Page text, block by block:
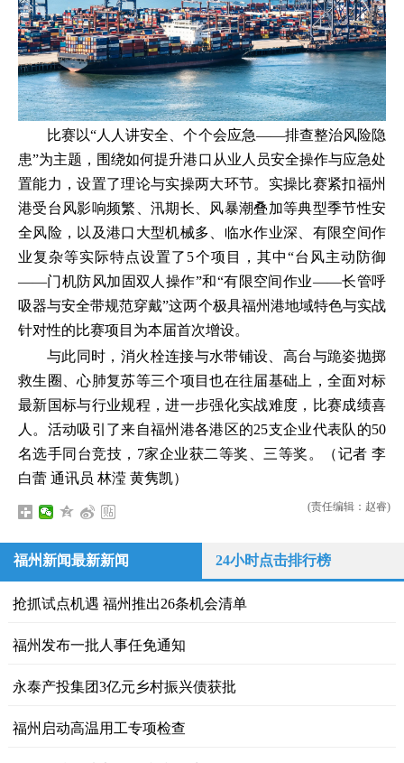
比赛以“人人讲安全、个个会应急——排查整治风险隐
患”为主题，围绕如何提升港口从业人员安全操作与应急处
置能力，设置了理论与实操两大环节。实操比赛紧扣福州
港受台风影响频繁、汛期长、风暴潮叠加等典型季节性安
全风险，以及港口大型机械多、临水作业深、有限空间作
业复杂等实际特点设置了5个项目，其中“台风主动防御
——门机防风加固双人操作”和“有限空间作业——长管呼
吸器与安全带规范穿戴”这两个极具福州港地域特色与实战
针对性的比赛项目为本届首次增设。
与此同时，消火栓连接与水带铺设、高台与跪姿抛掷
救生圈、心肺复苏等三个项目也在往届基础上，全面对标
最新国标与行业规程，进一步强化实战难度，比赛成绩喜
人。活动吸引了来自福州港各港区的25支企业代表队的50
名选手同台竞技，7家企业获二等奖、三等奖。（记者 李
白蕾 通讯员 林滢 黄隽凯）
(责任编辑：赵睿)
福州新闻最新新闻 24小时点击排行榜
抢抓试点机遇 福州推出26条机会清单
福州发布一批人事任免通知
永泰产投集团3亿元乡村振兴债获批
福州启动高温用工专项检查